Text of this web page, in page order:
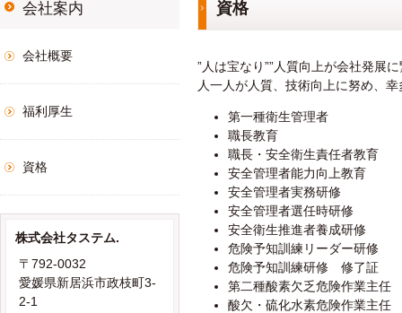
資格
”人は宝なり””人質向上が会社発展
人一人が人質、技術向上に努め、
第一種衛生管理者
職長教育
職長・安全衛生責任者教育
安全管理者能力向上教育
安全管理者実務研修
安全管理者選任時研修
安全衛生推進者養成研修
危険予知訓練リーダー研修
危険予知訓練研修 修了証
第二種酸素欠乏危険作業主任
酸欠・硫化水素危険作業主任
会社案内
会社概要
福利厚生
資格
株式会社タステム.
〒792-0032
愛媛県新居浜市政枝町3-
2-1